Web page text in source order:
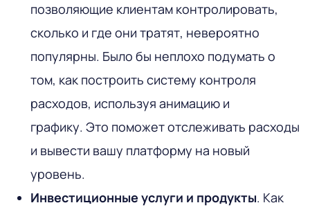
позволяющие клиентам контролировать,
сколько и где они тратят, невероятно
популярны. Было бы неплохо подумать о
том, как построить систему контроля
расходов, используя анимацию и
графику. Это поможет отслеживать расходы
и вывести вашу платформу на новый
уровень.
Инвестиционные услуги и продукты. Как